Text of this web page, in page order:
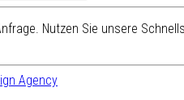
Nutzen Sie unsere
Agency